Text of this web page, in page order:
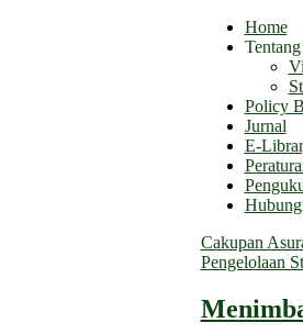
Home
Policy
Jurnal
E-
Cakupan
Pengelolaan